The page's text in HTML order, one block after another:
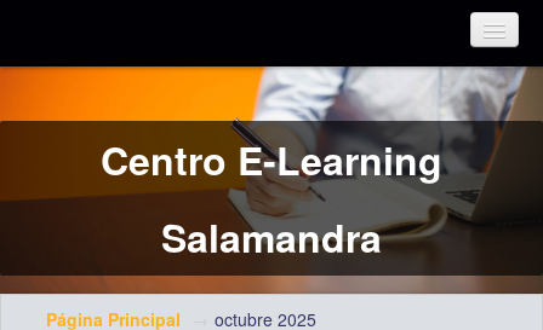
Centro E-Learning
Salamandra
Página Principal → octubre 2025